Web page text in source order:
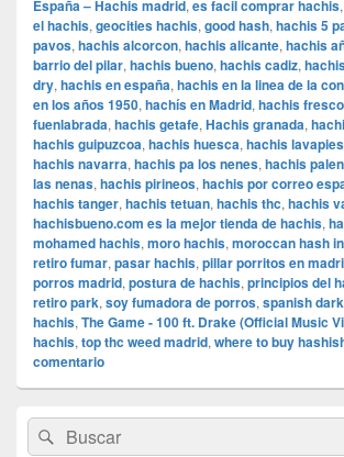
España – Hachis madrid, es facil comprar hachis,
el hachis, geocities hachis, good hash, hachis 5
pavos, hachis alcorcon, hachis alicante, hachis
barrio del pilar, hachis bueno, hachis cadiz,
dry, hachis en españa, hachis en la linea de la
en los años 1950, hachís en Madrid, hachis fresco
fuenlabrada, hachis getafe, Hachis granada,
hachis guipuzcoa, hachis huesca, hachis lavapies
hachis navarra, hachis pa los nenes, hachis
las nenas, hachis pirineos, hachis por correo
hachis tanger, hachis tetuan, hachis thc, hachis
hachisbueno.com es la mejor tienda de hachis,
mohamed hachis, moro hachis, moroccan hash
retiro fumar, pasar hachis, pillar porritos en
porros madrid, postura de hachis, principios del
retiro park, soy fumadora de porros, spanish
hachis, The Game - 100 ft. Drake (Official Music
hachis, top thc weed madrid, where to buy
comentario
áreaBuscar
por:
Buscar